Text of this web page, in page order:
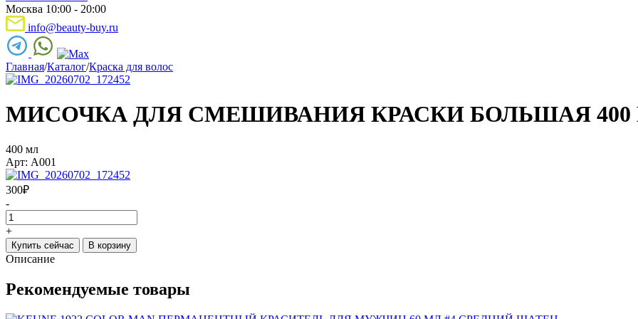
Москва 10:00 - 20:00
info@beauty-buy.ru
Главная/Каталог/Краска для волос
МИСОЧКА ДЛЯ СМЕШИВАНИЯ КРАСКИ БОЛЬШАЯ
400 мл
Арт: А001
300₽
-
+
Купить сейчас В корзину
Описание
Рекомендуемые товары